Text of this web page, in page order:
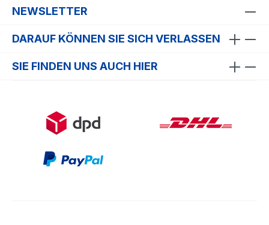
NEWSLETTER
DARAUF KÖNNEN SIE SICH VERLASSEN
SIE FINDEN UNS AUCH HIER